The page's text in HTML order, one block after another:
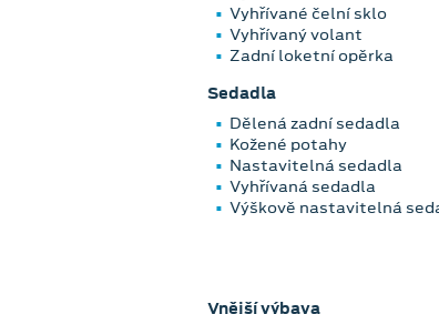
Vyhřívané čelní sklo
Vyhřívaný volant
Zadní loketní opěrka
Sedadla
Dělená zadní sedadla
Kožené potahy
Nastavitelná sedadla
Vyhřívaná sedadla
Výškově nastavitelná
Vnější výbava